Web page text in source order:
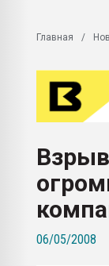
28.07.2026
ситуацией на
Всё, что касается
Материал
Продам отходы
поликарбоната и
Armaloy PC/ABS-1IM
Главная
06/05/2008